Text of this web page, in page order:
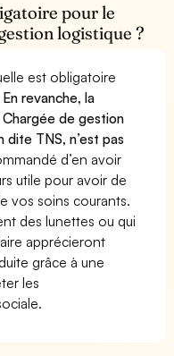
pour le
logistique ?
est obligatoire
En revanche, la
de gestion
TNS, n’est pas
d’en avoir
utile pour avoir de
vos soins courants.
des lunettes ou qui
apprécieront
grâce à une
les